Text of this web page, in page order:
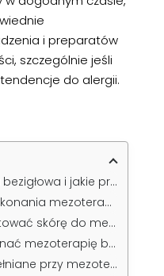
i preparatów
szczególnie jeśli
do alergii.
Jak działa mezoterapia bezigłowa i jakie przynosi efekty?
Sprzęt potrzebny do wykonania mezoterapii bezigłowej w domu
Jak prawidłowo przygotować skórę do mezoterapii bezigłowej w domu?
Krok po kroku: Jak wykonać mezoterapię bezigłową w domu?
Najczęstsze błędy popełniane przy mezoterapii bezigłowej w domu